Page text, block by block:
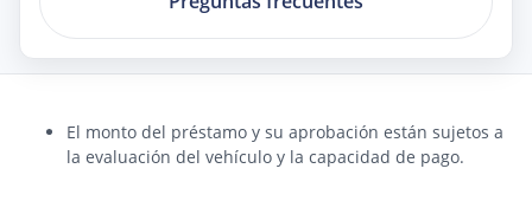
El monto del préstamo y su aprobación están sujetos a
la evaluación del vehículo y la capacidad de pago.